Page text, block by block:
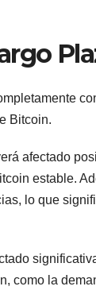
Bitcoin.
afectado
estable.
lo que
como la